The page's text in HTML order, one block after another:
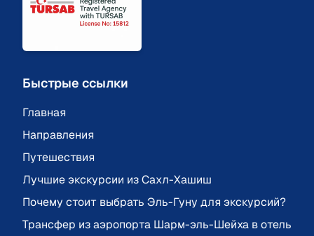
Быстрые ссылки
Главная
Направления
Путешествия
Лучшие экскурсии из Сахл-Хашиш
Почему стоит выбрать Эль-Гуну для экскурсий?
Трансфер из аэропорта Шарм-эль-Шейха в отель